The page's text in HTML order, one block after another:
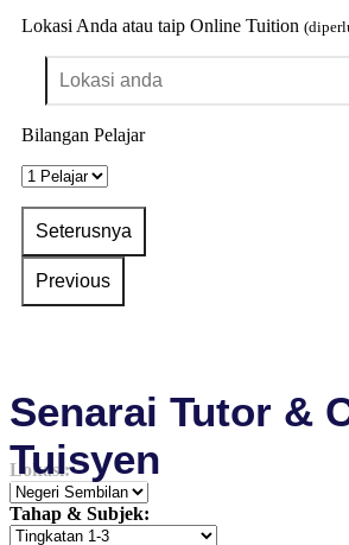
Lokasi Anda atau taip Online Tuition
Bilangan Pelajar
Senarai Tutor &
Tuisyen
Lokasi:
Tahap & Subjek: